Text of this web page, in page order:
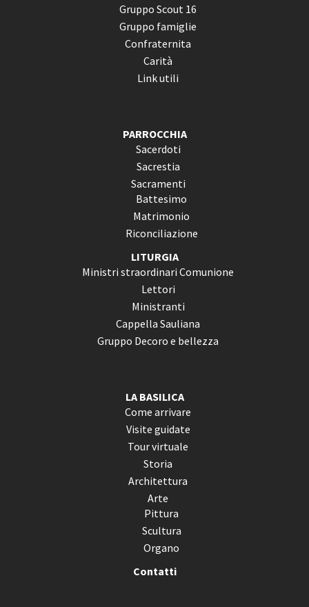
Gruppo Scout 16
Gruppo famiglie
Confraternita
Carità
Link utili
PARROCCHIA
Sacerdoti
Sacrestia
Sacramenti
Battesimo
Matrimonio
Riconciliazione
LITURGIA
Ministri straordinari Comunione
Lettori
Ministranti
Cappella Sauliana
Gruppo Decoro e bellezza
LA BASILICA
Come arrivare
Visite guidate
Tour virtuale
Storia
Architettura
Arte
Pittura
Scultura
Organo
Contatti